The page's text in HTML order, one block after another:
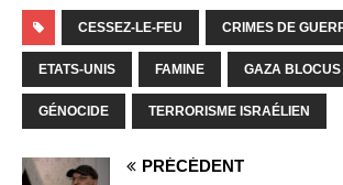
CESSEZ-LE-FEU CRIMES DE
ETATS-UNIS FAMINE GAZA BLOCUS
GÉNOCIDE TERRORISME ISRAÉLIEN
PRÉCÉDENT